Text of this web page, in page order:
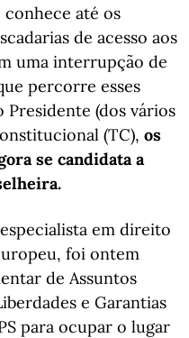
até os
de acesso aos
uma interrupção de
percorre esses
Presidente (dos vários
(TC), os
se candidata a
em direito
foi ontem
de Assuntos
e Garantias
para ocupar o lugar